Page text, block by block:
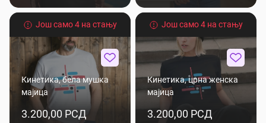
Још само 4 на стању
Кинетика, бела мушка
мајица
3.200,00 РСД
Још само 4 на стању
Кинетика, црна женска
мајица
3.200,00 РСД